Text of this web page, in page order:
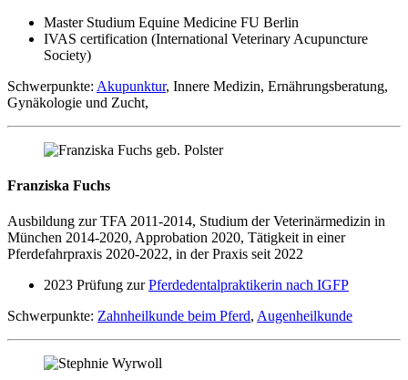
Master Studium Equine Medicine FU Berlin
IVAS certification (International Veterinary Acupuncture
Society)
Schwerpunkte: Akupunktur, Innere Medizin, Ernährungsberatung,
Gynäkologie und Zucht,
Franziska Fuchs
Ausbildung zur TFA 2011-2014, Studium der Veterinärmedizin in
München 2014-2020, Approbation 2020, Tätigkeit in einer
Pferdefahrpraxis 2020-2022, in der Praxis seit 2022
2023 Prüfung zurPferdedentalpraktikerin nach IGFP
Schwerpunkte: Zahnheilkunde beim Pferd, Augenheilkunde